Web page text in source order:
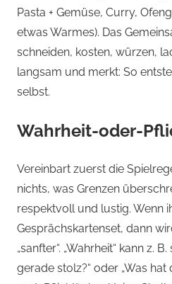
Pasta + Gemüse, Curry,
etwas Warmes). Das
schneiden, kosten, würzen,
langsam und merkt: So
selbst.
Wahrheit-oder-
Vereinbart zuerst die
nichts, was Grenzen
respektvoll und lustig. Wenn
Gesprächskartenset, dann
„sanfter“. „Wahrheit“ kann z.
gerade stolz?“ oder „Was